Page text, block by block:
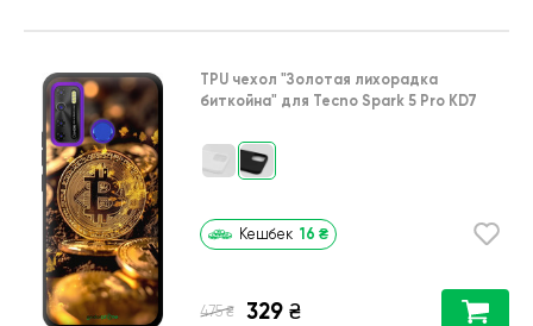
TPU чехол "Золотая лихорадка
биткойна" для Tecno Spark 5 Pro KD7
Кешбек 16 ₴
475 ₴ 329 ₴